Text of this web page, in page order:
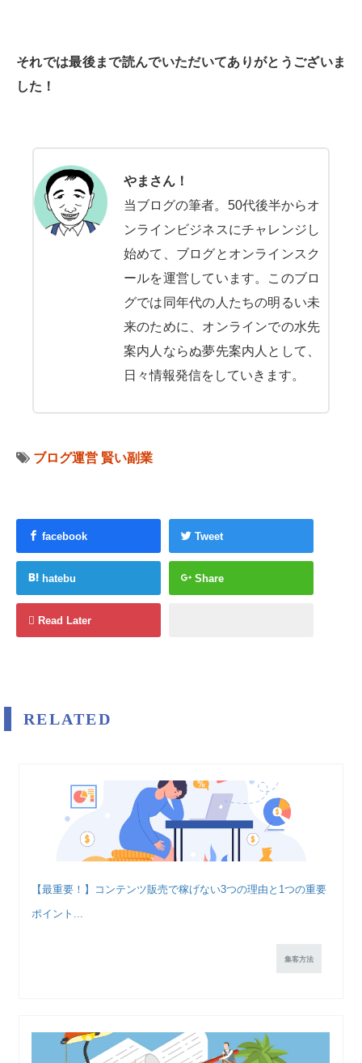
それでは最後まで読んでいただいてありがとうございま
した！
やまさん！
当ブログの筆者。50代後半からオ
ンラインビジネスにチャレンジし
始めて、ブログとオンラインスク
ールを運営しています。このブロ
グでは同年代の人たちの明るい未
来のために、オンラインでの水先
案内人ならぬ夢先案内人として、
日々情報発信をしていきます。
ブログ運営 賢い副業
facebook Tweet
hatebu Share
Read Later
RELATED
【最重要！】コンテンツ販売で稼げない3つの理由と1つの重要
ポイント...
集客方法